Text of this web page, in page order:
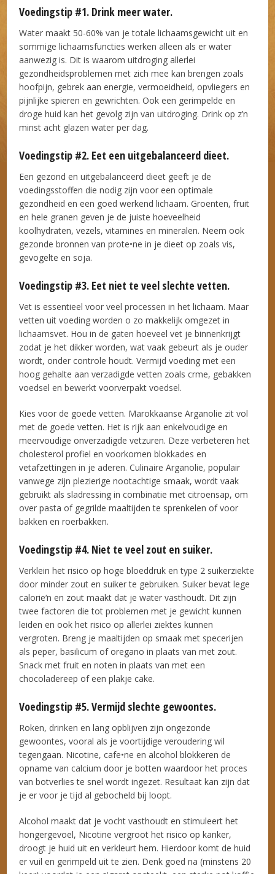
Voedingstip #1. Drink meer water.
Water maakt 50-60% van je totale lichaamsgewicht uit en
sommige lichaamsfuncties werken alleen als er water
aanwezig is. Dit is waarom uitdroging allerlei
gezondheidsproblemen met zich mee kan brengen zoals
hoofpijn, gebrek aan energie, vermoeidheid, opvliegers en
pijnlijke spieren en gewrichten. Ook een gerimpelde en
droge huid kan het gevolg zijn van uitdroging. Drink op z’n
minst acht glazen water per dag.
Voedingstip #2. Eet een uitgebalanceerd dieet.
Een gezond en uitgebalanceerd dieet geeft je de
voedingsstoffen die nodig zijn voor een optimale
gezondheid en een goed werkend lichaam. Groenten, fruit
en hele granen geven je de juiste hoeveelheid
koolhydraten, vezels, vitamines en mineralen. Neem ook
gezonde bronnen van prote•ne in je dieet op zoals vis,
gevogelte en soja.
Voedingstip #3. Eet niet te veel slechte vetten.
Vet is essentieel voor veel processen in het lichaam. Maar
vetten uit voeding worden o zo makkelijk omgezet in
lichaamsvet. Hou in de gaten hoeveel vet je binnenkrijgt
zodat je het dikker worden, wat vaak gebeurt als je ouder
wordt, onder controle houdt. Vermijd voeding met een
hoog gehalte aan verzadigde vetten zoals crme, gebakken
voedsel en bewerkt voorverpakt voedsel.
Kies voor de goede vetten. Marokkaanse Arganolie zit vol
met de goede vetten. Het is rijk aan enkelvoudige en
meervoudige onverzadigde vetzuren. Deze verbeteren het
cholesterol profiel en voorkomen blokkades en
vetafzettingen in je aderen. Culinaire Arganolie, populair
vanwege zijn plezierige nootachtige smaak, wordt vaak
gebruikt als sladressing in combinatie met citroensap, om
over pasta of gegrilde maaltijden te sprenkelen of voor
bakken en roerbakken.
Voedingstip #4. Niet te veel zout en suiker.
Verklein het risico op hoge bloeddruk en type 2 suikerziekte
door minder zout en suiker te gebruiken. Suiker bevat lege
calorie‘n en zout maakt dat je water vasthoudt. Dit zijn
twee factoren die tot problemen met je gewicht kunnen
leiden en ook het risico op allerlei ziektes kunnen
vergroten. Breng je maaltijden op smaak met specerijen
als peper, basilicum of oregano in plaats van met zout.
Snack met fruit en noten in plaats van met een
chocoladereep of een plakje cake.
Voedingstip #5. Vermijd slechte gewoontes.
Roken, drinken en lang opblijven zijn ongezonde
gewoontes, vooral als je voortijdige veroudering wil
tegengaan. Nicotine, cafe•ne en alcohol blokkeren de
opname van calcium door je botten waardoor het proces
van botverlies te snel wordt ingezet. Resultaat kan zijn dat
je er voor je tijd al gebocheld bij loopt.
Alcohol maakt dat je vocht vasthoudt en stimuleert het
hongergevoel, Nicotine vergroot het risico op kanker,
droogt je huid uit en verkleurt hem. Hierdoor komt de huid
er vuil en gerimpeld uit te zien. Denk goed na (minstens 20